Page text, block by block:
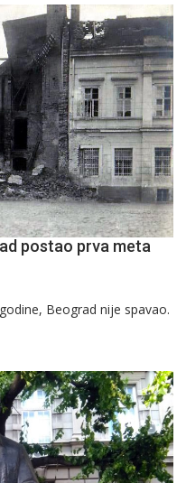
postao prva meta
Beograd nije spavao.